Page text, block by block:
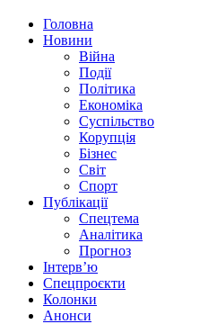
Головна
Новини
Війна
Події
Політика
Економіка
Суспільство
Корупція
Бізнес
Світ
Спорт
Публікації
Спецтема
Аналітика
Прогноз
Інтерв’ю
Спецпроєкти
Колонки
Анонси